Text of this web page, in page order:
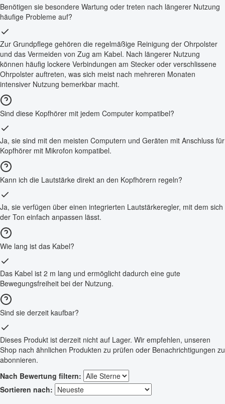
Benötigen sie besondere Wartung oder treten nach längerer Nutzung
häufige Probleme auf?
Zur Grundpflege gehören die regelmäßige Reinigung der Ohrpolster
und das Vermeiden von Zug am Kabel. Nach längerer Nutzung
können häufig lockere Verbindungen am Stecker oder verschlissene
Ohrpolster auftreten, was sich meist nach mehreren Monaten
intensiver Nutzung bemerkbar macht.
Sind diese Kopfhörer mit jedem Computer kompatibel?
Ja, sie sind mit den meisten Computern und Geräten mit Anschluss für
Kopfhörer mit Mikrofon kompatibel.
Kann ich die Lautstärke direkt an den Kopfhörern regeln?
Ja, sie verfügen über einen integrierten Lautstärkeregler, mit dem sich
der Ton einfach anpassen lässt.
Wie lang ist das Kabel?
Das Kabel ist 2 m lang und ermöglicht dadurch eine gute
Bewegungsfreiheit bei der Nutzung.
Sind sie derzeit kaufbar?
Dieses Produkt ist derzeit nicht auf Lager. Wir empfehlen, unseren
Shop nach ähnlichen Produkten zu prüfen oder Benachrichtigungen zu
abonnieren.
Nach Bewertung filtern:
Sortieren nach: